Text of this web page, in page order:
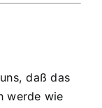
daß das
werde wie